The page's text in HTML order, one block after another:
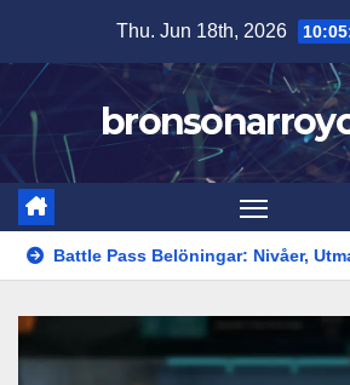
content
Thu. Jun 18th, 2026
Belöningar: Nivåer, Utmaningar,